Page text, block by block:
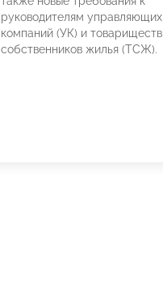
руководителям управляющих
компаний (УК) и товариществ
собственников жилья (ТСЖ).